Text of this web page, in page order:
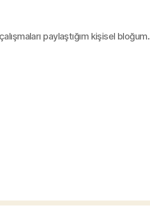
paylaştığım kişisel bloğum.